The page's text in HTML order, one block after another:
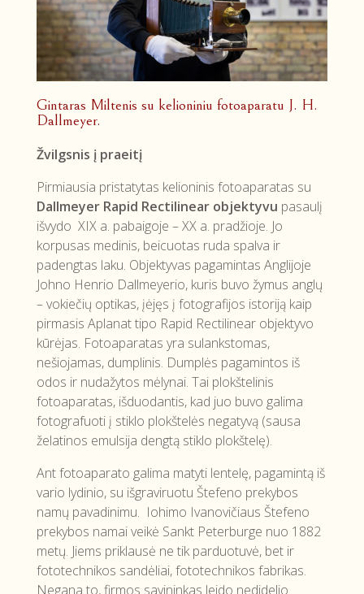
Gintaras Miltenis su kelioniniu fotoaparatu J. H.
Dallmeyer.
Žvilgsnis į praeitį
Pirmiausia pristatytas kelioninis fotoaparatas su
Dallmeyer Rapid Rectilinear objektyvu pasaulį
išvydo XIX a. pabaigoje – XX a. pradžioje. Jo
korpusas medinis, beicuotas ruda spalva ir
padengtas laku. Objektyvas pagamintas Anglijoje
Johno Henrio Dallmeyerio, kuris buvo žymus anglų
– vokiečių optikas, įėjęs į fotografijos istoriją kaip
pirmasis Aplanat tipo Rapid Rectilinear objektyvo
kūrėjas. Fotoaparatas yra sulankstomas,
nešiojamas, dumplinis. Dumplės pagamintos iš
odos ir nudažytos mėlynai. Tai plokštelinis
fotoaparatas, išduodantis, kad juo buvo galima
fotografuoti į stiklo plokštelės negatyvą (sausa
želatinos emulsija dengtą stiklo plokštelę).
Ant fotoaparato galima matyti lentelę, pagamintą iš
vario lydinio, su išgraviruotu Štefeno prekybos
namų pavadinimu. Iohimo Ivanovičiaus Štefeno
prekybos namai veikė Sankt Peterburge nuo 1882
metų. Jiems priklausė ne tik parduotuvė, bet ir
fototechnikos sandėliai, fototechnikos fabrikas.
Negana to, firmos savininkas leido nedidelio